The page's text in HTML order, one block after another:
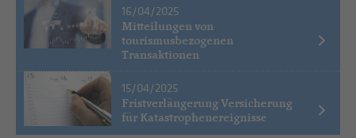
16/04/2025
Mitteilungen von
tourismusbezogenen
Transaktionen
15/04/2025
Fristverlängerung Versicherung
für Katastrophenereignisse